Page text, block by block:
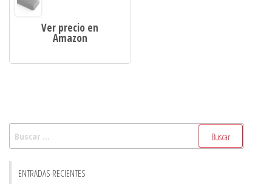
Ver precio en
Amazon
ENTRADAS RECIENTES